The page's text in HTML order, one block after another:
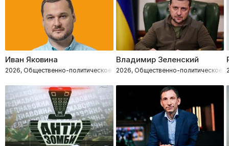
Иван Яковина
2026, Общественно-политическое
Владимир Зеленский
2026, Общественно-политическое,